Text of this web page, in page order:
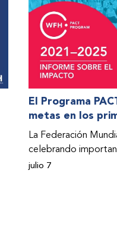
El Programa
metas en los
La Federación
celebrando
de su Programa de
julio 7